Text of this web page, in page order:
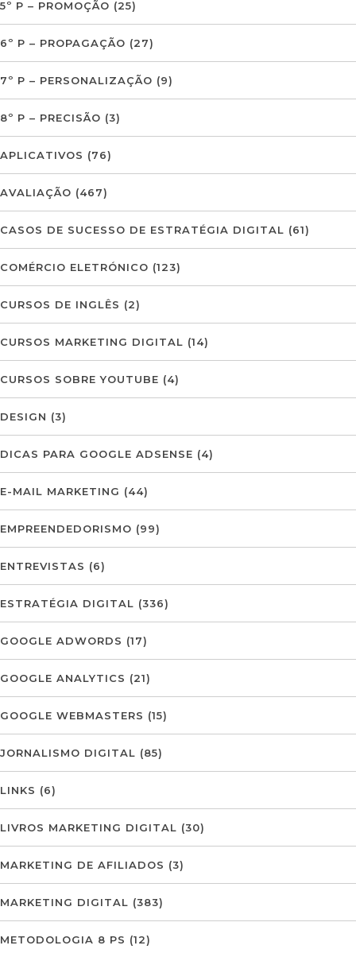
5º P – PROMOÇÃO (25)
6º P – PROPAGAÇÃO (27)
7º P – PERSONALIZAÇÃO (9)
8º P – PRECISÃO (3)
APLICATIVOS (76)
AVALIAÇÃO (467)
CASOS DE SUCESSO DE ESTRATÉGIA DIGITAL (61)
COMÉRCIO ELETRÓNICO (123)
CURSOS DE INGLÊS (2)
CURSOS MARKETING DIGITAL (14)
CURSOS SOBRE YOUTUBE (4)
DESIGN (3)
DICAS PARA GOOGLE ADSENSE (4)
E-MAIL MARKETING (44)
EMPREENDEDORISMO (99)
ENTREVISTAS (6)
ESTRATÉGIA DIGITAL (336)
GOOGLE ADWORDS (17)
GOOGLE ANALYTICS (21)
GOOGLE WEBMASTERS (15)
JORNALISMO DIGITAL (85)
LINKS (6)
LIVROS MARKETING DIGITAL (30)
MARKETING DE AFILIADOS (3)
MARKETING DIGITAL (383)
METODOLOGIA 8 PS (12)